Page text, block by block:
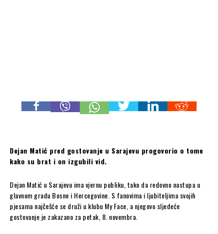
Dejan Matić pred gostovanje u Sarajevu progovorio o tome
kako su brat i on izgubili vid.
Dejan Matić u Sarajevu ima vjernu publiku, tako da redovno nastupa u
glavnom gradu Bosne i Hercegovine. S fanovima i ljubiteljima svojih
pjesama najčešće se druži u klubu My Face, a njegovo sljedeće
gostovanje je zakazano za petak, 8. novembra.